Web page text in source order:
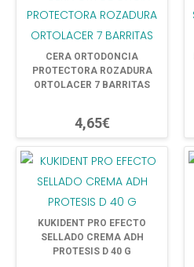
CERA ORTODONCIA
PROTECTORA ROZADURA
ORTOLACER 7 BARRITAS
4,65€
KUKIDENT PRO EFECTO
SELLADO CREMA ADH
PROTESIS D 40 G